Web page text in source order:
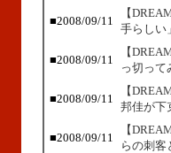
■2008/09/11
【
手らしい
■2008/09/11
【
っ切って
■2008/09/11
【
邦佳が下
■2008/09/11
【
らの刺客